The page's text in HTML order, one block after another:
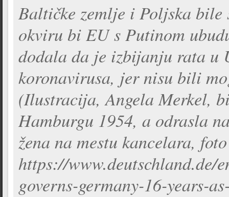
Baltičke zemlje i Poljska
okviru bi EU s Putinom
dodala da je izbijanju rata
koronavirusa, jer nisu bili
(Ilustracija, Angela Merkel,
Hamburgu 1954, a odrasla
žena na mestu kancelara, foto
https://www.deutschland.de/
governs-germany-16-years-